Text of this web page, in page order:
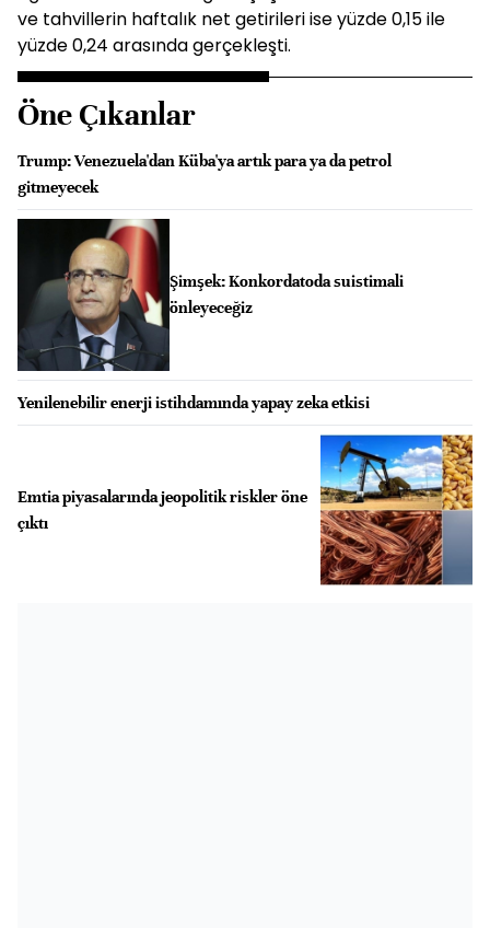
ve tahvillerin haftalık net getirileri ise yüzde 0,15 ile
yüzde 0,24 arasında gerçekleşti.
Öne Çıkanlar
Trump: Venezuela'dan Küba'ya artık para ya da petrol
gitmeyecek
Şimşek: Konkordatoda suistimali
önleyeceğiz
Yenilenebilir enerji istihdamında yapay zeka etkisi
Emtia piyasalarında jeopolitik riskler öne
çıktı